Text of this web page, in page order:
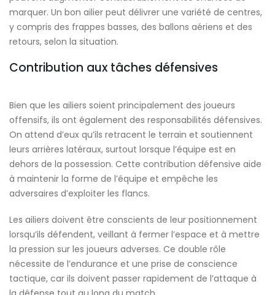
marquer. Un bon ailier peut délivrer une variété de centres,
y compris des frappes basses, des ballons aériens et des
retours, selon la situation.
Contribution aux tâches défensives
Bien que les ailiers soient principalement des joueurs
offensifs, ils ont également des responsabilités défensives.
On attend d’eux qu’ils retracent le terrain et soutiennent
leurs arrières latéraux, surtout lorsque l’équipe est en
dehors de la possession. Cette contribution défensive aide
à maintenir la forme de l’équipe et empêche les
adversaires d’exploiter les flancs.
Les ailiers doivent être conscients de leur positionnement
lorsqu’ils défendent, veillant à fermer l’espace et à mettre
la pression sur les joueurs adverses. Ce double rôle
nécessite de l’endurance et une prise de conscience
tactique, car ils doivent passer rapidement de l’attaque à